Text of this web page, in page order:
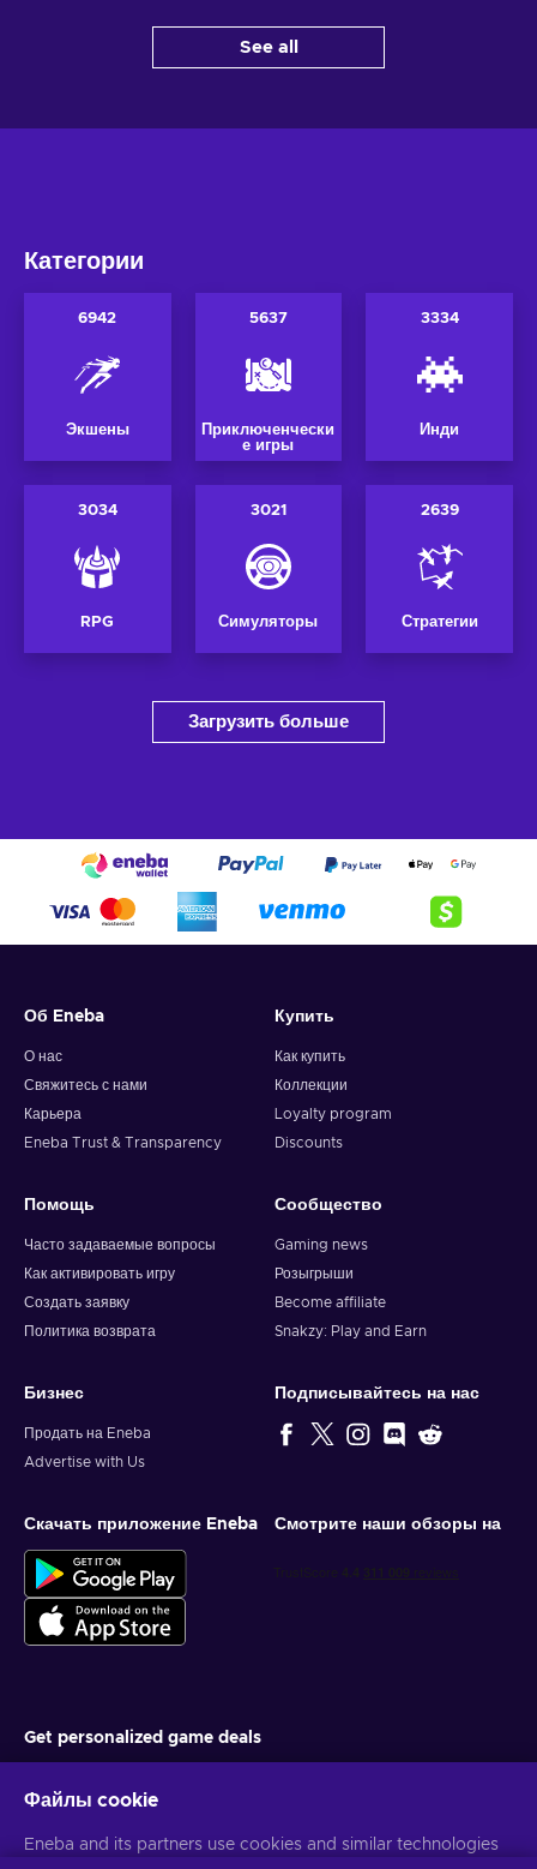
See all
Категории
6942
Экшены
5637
Приключенчески
е игры
3334
Инди
3034
RPG
3021
Симуляторы
2639
Стратегии
Загрузить больше
Об Eneba
О нас
Свяжитесь с нами
Карьера
Eneba Trust & Transparency
Купить
Как купить
Коллекции
Loyalty program
Discounts
Помощь
Часто задаваемые вопросы
Как активировать игру
Создать заявку
Политика возврата
Сообщество
Gaming news
Розыгрыши
Become affiliate
Snakzy: Play and Earn
Бизнес
Продать на Eneba
Advertise with Us
Подписывайтесь на нас
Скачать приложение Eneba Смотрите наши обзоры на
Get personalized game deals
information
Файлы cookie
Eneba and its partners use cookies and similar technologies